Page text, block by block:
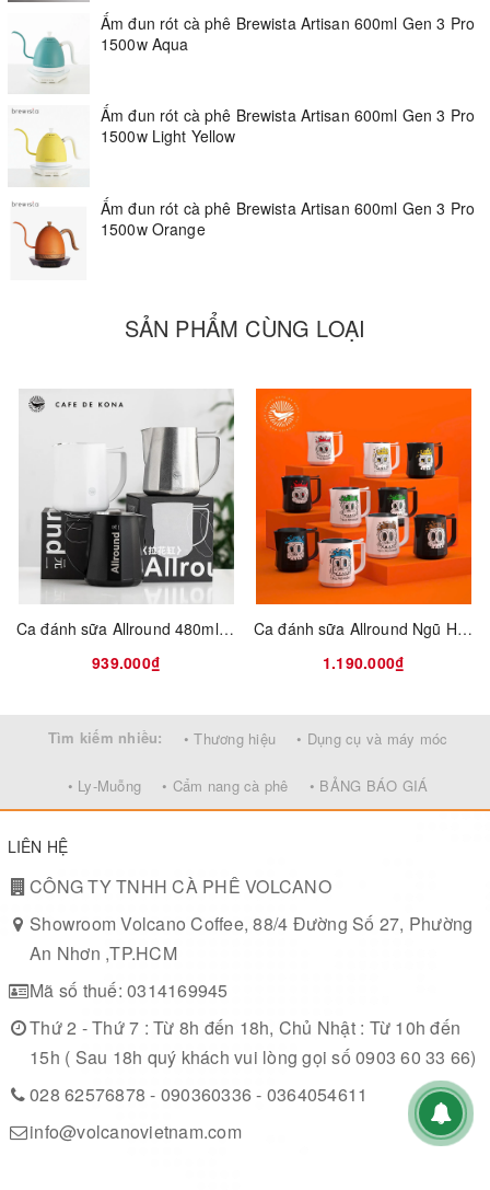
Ấm đun rót cà phê Brewista Artisan 600ml Gen 3 Pro
1500w Aqua
Ấm đun rót cà phê Brewista Artisan 600ml Gen 3 Pro
1500w Light Yellow
Ấm đun rót cà phê Brewista Artisan 600ml Gen 3 Pro
1500w Orange
SẢN PHẨM CÙNG LOẠI
Ca đánh sữa Allround 480ml CAFE DE KONA
939.000₫
Ca đánh sữa Allround Ngũ Hành 480ml CAFE DE KONA
1.190.000₫
Tìm kiếm nhiều: • Thương hiệu • Dụng cụ và máy móc
• Ly-Muỗng • Cẩm nang cà phê • BẢNG BÁO GIÁ
LIÊN HỆ
CÔNG TY TNHH CÀ PHÊ VOLCANO
Showroom Volcano Coffee, 88/4 Đường Số 27, Phường
An Nhơn ,TP.HCM
Mã số thuế: 0314169945
Thứ 2 - Thứ 7 : Từ 8h đến 18h, Chủ Nhật : Từ 10h đến
15h ( Sau 18h quý khách vui lòng gọi số 0903 60 33 66)
028 62576878 - 090360336 - 0364054611
info@volcanovietnam.com